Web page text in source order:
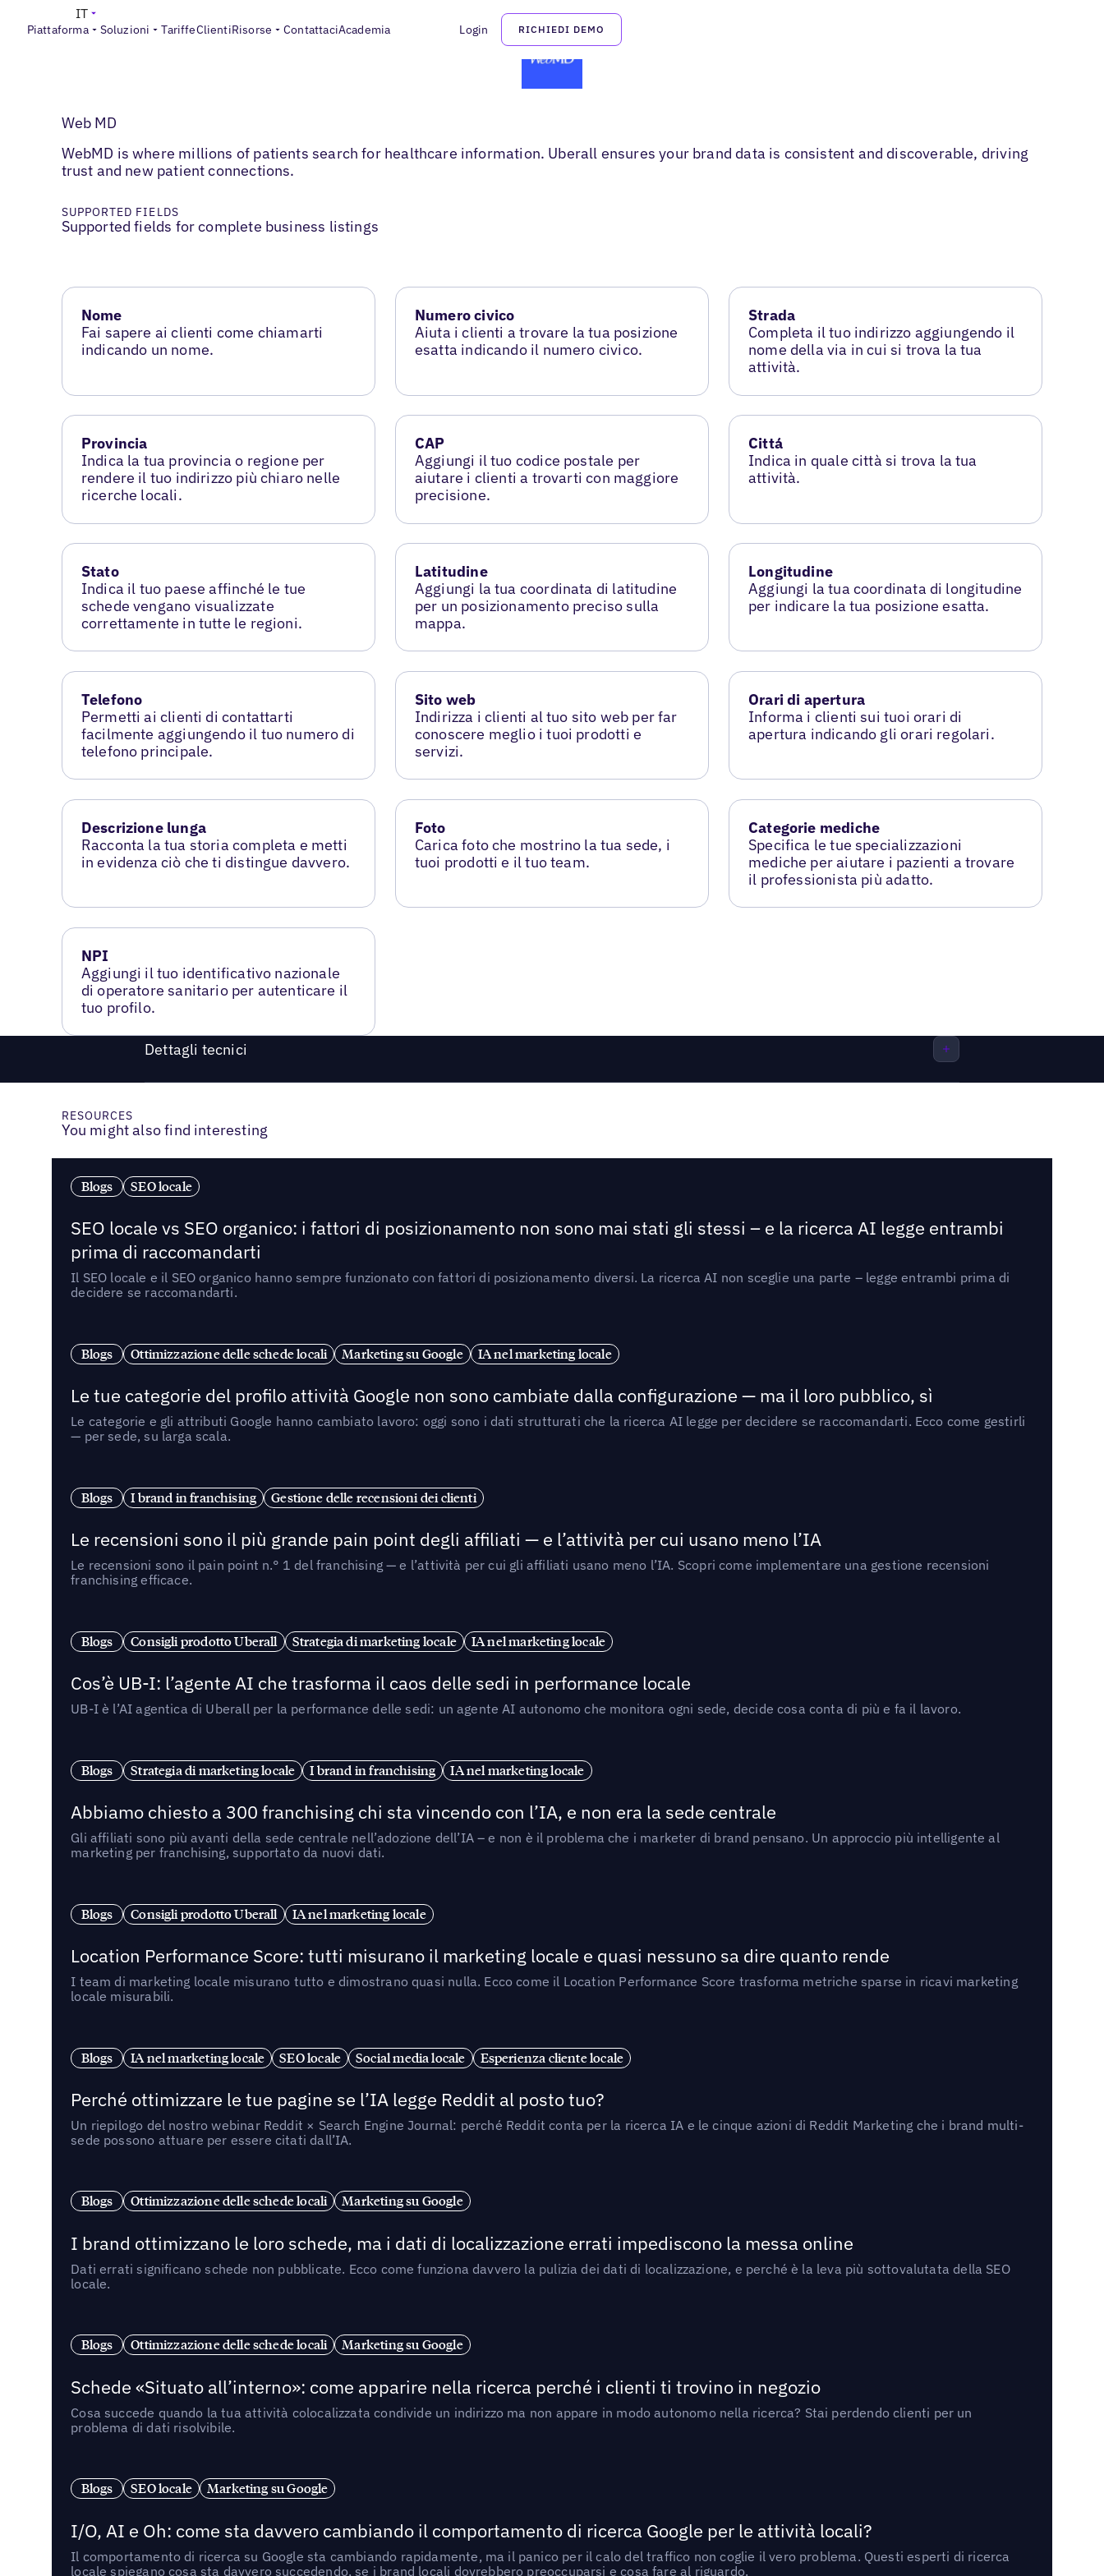
Piattaforma Soluzioni TariffeClientiRisorse ContattaciAcademia Login RICHIEDI DEMO
IT
Web MD
WebMD is where millions of patients search for healthcare information. Uberall ensures your brand data is consistent and discoverable, driving
trust and new patient connections.
SUPPORTED FIELDS
Supported fields for complete business listings
Nome
Fai sapere ai clienti come chiamarti
indicando un nome.
Numero civico
Aiuta i clienti a trovare la tua posizione
esatta indicando il numero civico.
Strada
Completa il tuo indirizzo aggiungendo il
nome della via in cui si trova la tua
attività.
Provincia
Indica la tua provincia o regione per
rendere il tuo indirizzo più chiaro nelle
ricerche locali.
CAP
Aggiungi il tuo codice postale per
aiutare i clienti a trovarti con maggiore
precisione.
Cittá
Indica in quale città si trova la tua
attività.
Stato
Indica il tuo paese affinché le tue
schede vengano visualizzate
correttamente in tutte le regioni.
Latitudine
Aggiungi la tua coordinata di latitudine
per un posizionamento preciso sulla
mappa.
Longitudine
Aggiungi la tua coordinata di longitudine
per indicare la tua posizione esatta.
Telefono
Permetti ai clienti di contattarti
facilmente aggiungendo il tuo numero di
telefono principale.
Sito web
Indirizza i clienti al tuo sito web per far
conoscere meglio i tuoi prodotti e
servizi.
Orari di apertura
Informa i clienti sui tuoi orari di
apertura indicando gli orari regolari.
Descrizione lunga
Racconta la tua storia completa e metti
in evidenza ciò che ti distingue davvero.
Foto
Carica foto che mostrino la tua sede, i
tuoi prodotti e il tuo team.
Categorie mediche
Specifica le tue specializzazioni
mediche per aiutare i pazienti a trovare
il professionista più adatto.
NPI
Aggiungi il tuo identificativo nazionale
di operatore sanitario per autenticare il
tuo profilo.
Dettagli tecnici
RESOURCES
You might also find interesting
Blogs SEO locale
SEO locale vs SEO organico: i fattori di posizionamento non sono mai stati gli stessi – e la ricerca AI legge entrambi
prima di raccomandarti
Il SEO locale e il SEO organico hanno sempre funzionato con fattori di posizionamento diversi. La ricerca AI non sceglie una parte – legge entrambi prima di
decidere se raccomandarti.
Blogs Ottimizzazione delle schede locali Marketing su Google IA nel marketing locale
Le tue categorie del profilo attività Google non sono cambiate dalla configurazione — ma il loro pubblico, sì
Le categorie e gli attributi Google hanno cambiato lavoro: oggi sono i dati strutturati che la ricerca AI legge per decidere se raccomandarti. Ecco come gestirli
— per sede, su larga scala.
Blogs I brand in franchising Gestione delle recensioni dei clienti
Le recensioni sono il più grande pain point degli affiliati — e l’attività per cui usano meno l’IA
Le recensioni sono il pain point n.° 1 del franchising — e l’attività per cui gli affiliati usano meno l’IA. Scopri come implementare una gestione recensioni
franchising efficace.
Blogs Consigli prodotto Uberall Strategia di marketing locale IA nel marketing locale
Cos’è UB-I: l’agente AI che trasforma il caos delle sedi in performance locale
UB-I è l’AI agentica di Uberall per la performance delle sedi: un agente AI autonomo che monitora ogni sede, decide cosa conta di più e fa il lavoro.
Blogs Strategia di marketing locale I brand in franchising IA nel marketing locale
Abbiamo chiesto a 300 franchising chi sta vincendo con l’IA, e non era la sede centrale
Gli affiliati sono più avanti della sede centrale nell’adozione dell’IA – e non è il problema che i marketer di brand pensano. Un approccio più intelligente al
marketing per franchising, supportato da nuovi dati.
Blogs Consigli prodotto Uberall IA nel marketing locale
Location Performance Score: tutti misurano il marketing locale e quasi nessuno sa dire quanto rende
I team di marketing locale misurano tutto e dimostrano quasi nulla. Ecco come il Location Performance Score trasforma metriche sparse in ricavi marketing
locale misurabili.
Blogs IA nel marketing locale SEO locale Social media locale Esperienza cliente locale
Perché ottimizzare le tue pagine se l’IA legge Reddit al posto tuo?
Un riepilogo del nostro webinar Reddit × Search Engine Journal: perché Reddit conta per la ricerca IA e le cinque azioni di Reddit Marketing che i brand multi-
sede possono attuare per essere citati dall’IA.
Blogs Ottimizzazione delle schede locali Marketing su Google
I brand ottimizzano le loro schede, ma i dati di localizzazione errati impediscono la messa online
Dati errati significano schede non pubblicate. Ecco come funziona davvero la pulizia dei dati di localizzazione, e perché è la leva più sottovalutata della SEO
locale.
Blogs Ottimizzazione delle schede locali Marketing su Google
Schede «Situato all’interno»: come apparire nella ricerca perché i clienti ti trovino in negozio
Cosa succede quando la tua attività colocalizzata condivide un indirizzo ma non appare in modo autonomo nella ricerca? Stai perdendo clienti per un
problema di dati risolvibile.
Blogs SEO locale Marketing su Google
I/O, AI e Oh: come sta davvero cambiando il comportamento di ricerca Google per le attività locali?
Il comportamento di ricerca su Google sta cambiando rapidamente, ma il panico per il calo del traffico non coglie il vero problema. Questi esperti di ricerca
locale spiegano cosa sta davvero succedendo, se i brand locali dovrebbero preoccuparsi e cosa fare al riguardo.